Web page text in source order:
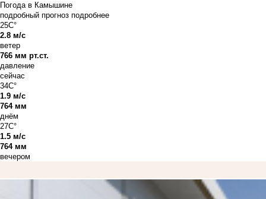
Погода в Камышине
подробный прогноз подробнее
25C°
2.8 м/с
ветер
766 мм рт.ст.
давление
сейчас
34C°
1.9 м/с
764 мм
днём
27C°
1.5 м/с
764 мм
вечером